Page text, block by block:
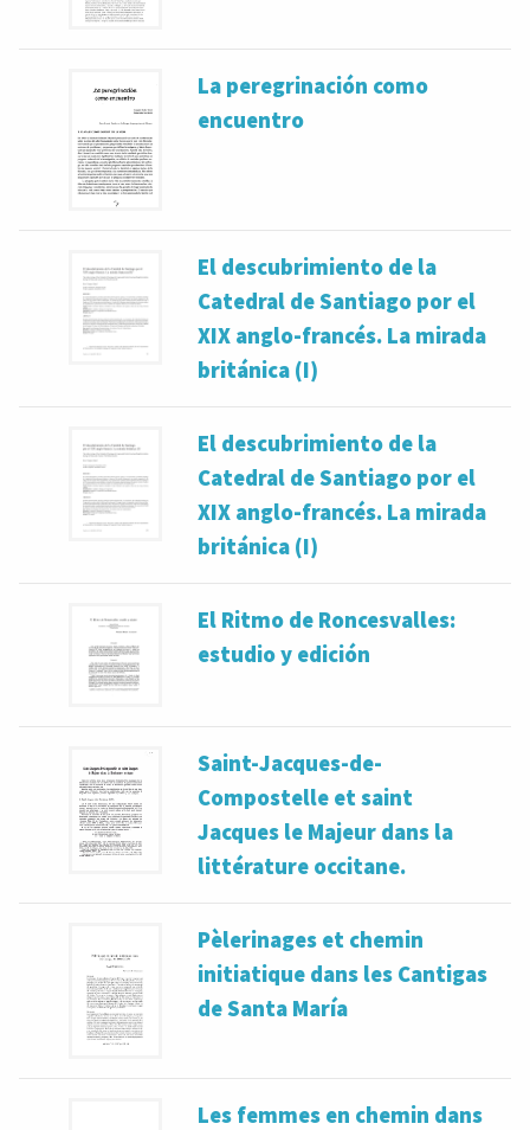
La peregrinación como
encuentro
El descubrimiento de la
Catedral de Santiago por el
XIX anglo-francés. La mirada
británica (I)
El descubrimiento de la
Catedral de Santiago por el
XIX anglo-francés. La mirada
británica (I)
El Ritmo de Roncesvalles:
estudio y edición
Saint-Jacques-de-
Compostelle et saint
Jacques le Majeur dans la
littérature occitane.
Pèlerinages et chemin
initiatique dans les Cantigas
de Santa María
Les femmes en chemin dans